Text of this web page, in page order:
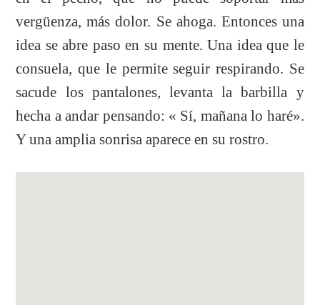
vergüenza, más dolor. Se ahoga. Entonces una
idea se abre paso en su mente. Una idea que le
consuela, que le permite seguir respirando. Se
sacude los pantalones, levanta la barbilla y
hecha a andar pensando: « Sí, mañana lo haré».
Y una amplia sonrisa aparece en su rostro.